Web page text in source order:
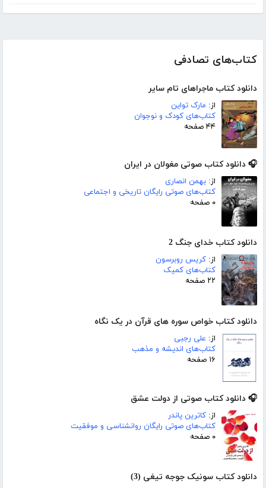
کتاب‌های تصادفی
دانلود کتاب ماجراهای تام سایر
از: مارک تواین
کتاب‌های کودک و نوجوان
۴۴ صفحه
🎧 دانلود کتاب صوتی مغولان در ایران
از: بهمن انصاری
کتاب‌های صوتی رایگان تاریخی و اجتماعی
۰ صفحه
دانلود کتاب خدای جنگ 2
از: کریس روبرسون
کتاب‌های کمیک
۲۲ صفحه
دانلود کتاب خواص سوره های قرآن در یک نگاه
از: علی رجبی
کتاب‌های اندیشه و مذهب
۱۶ صفحه
🎧 دانلود کتاب صوتی از دولت عشق
از: کاترین پاندر
کتاب‌های صوتی رایگان روانشناسی و موفقیت
۰ صفحه
دانلود کتاب سونیک جوجه تیغی (3)